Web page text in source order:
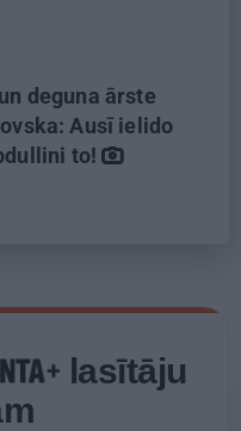
deguna ārste
Ausī ielido
to!
lasītāju